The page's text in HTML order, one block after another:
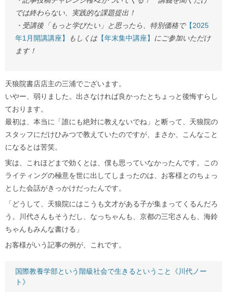
では終わらない、実践的な課題提出！
・受講後「もっと学びたい」と思ったら、特別価格で【2025
年1月開講講座】
もしくは【年末集中講座】 にご参加いただけ
ます！
天狼院書店店主の三浦でございます。
いやー、弱りました。出さなければ良かったとちょっと後悔すらし
ております。
最初は、本当に「誰にも絶対に教えないでね」と断って、天狼院の
スタッフにだけひみつで教えていたのですが、まさか、こんなこと
になるとは苦笑。
実は、これほどまで効くとは、僕も思っていなかったんです。この
ライティングの極意を世に出してしまったのは、お客様とのちょっ
とした会話がきっかけだったんです。
「どうして、天狼院にはこうも文才がある子が集まってくるんだろ
う。川代さんもそうだし、なっちゃんも、京都の三宅さんも、海鈴
ちゃんもみんな書ける」
お客様がいう記事の例が、これです。
国際教養学部という階級社会で生きるということ《川代ノー
ト》